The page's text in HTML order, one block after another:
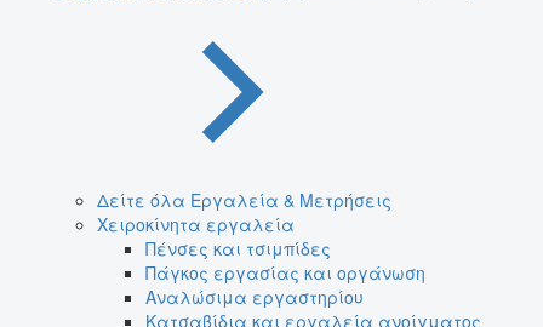
Δείτε όλα Εργαλεία & Μετρήσεις
Χειροκίνητα εργαλεία
Πένσες και τσιμπίδες
Πάγκος εργασίας και οργάνωση
Αναλώσιμα εργαστηρίου
Κατσαβίδια και εργαλεία ανοίγματος